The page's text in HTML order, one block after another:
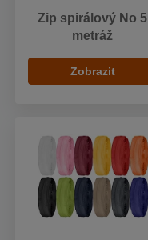
Zip spirálový No 5
metráž
Zobrazit